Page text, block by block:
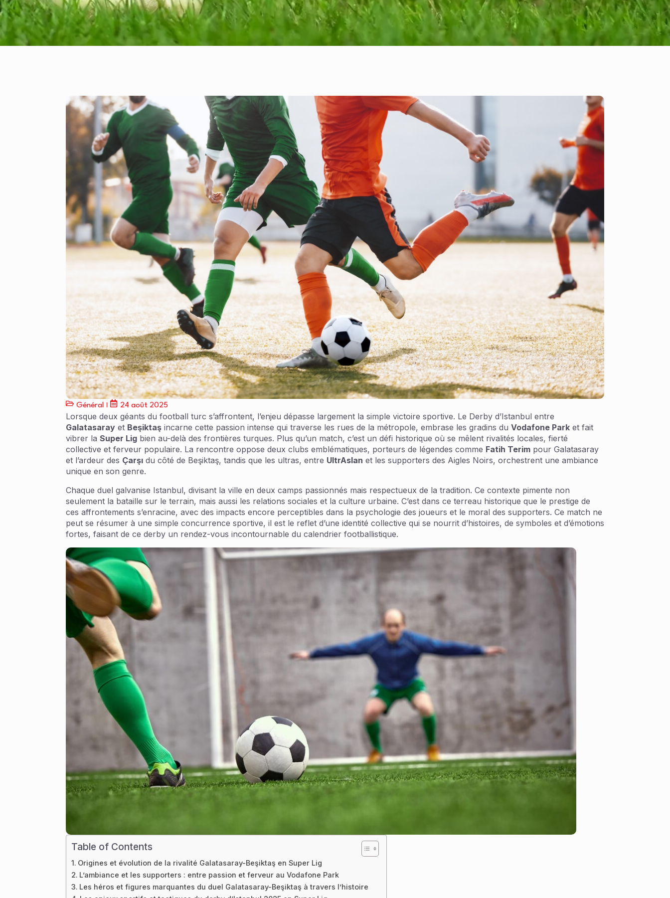
Général 24 août 2025
Lorsque deux géants du football turc s’affrontent, l’enjeu dépasse largement la simple victoire sportive. Le Derby d’Istanbul entre
Galatasaray et Beşiktaş incarne cette passion intense qui traverse les rues de la métropole, embrase les gradins du Vodafone Park et fait
vibrer la Super Lig bien au-delà des frontières turques. Plus qu’un match, c’est un défi historique où se mêlent rivalités locales, fierté
collective et ferveur populaire. La rencontre oppose deux clubs emblématiques, porteurs de légendes comme Fatih Terim pour Galatasaray
et l’ardeur des Çarşı du côté de Beşiktaş, tandis que les ultras, entre UltrAslan et les supporters des Aigles Noirs, orchestrent une ambiance
unique en son genre.
Chaque duel galvanise Istanbul, divisant la ville en deux camps passionnés mais respectueux de la tradition. Ce contexte pimente non
seulement la bataille sur le terrain, mais aussi les relations sociales et la culture urbaine. C’est dans ce terreau historique que le prestige de
ces affrontements s’enracine, avec des impacts encore perceptibles dans la psychologie des joueurs et le moral des supporters. Ce match ne
peut se résumer à une simple concurrence sportive, il est le reflet d’une identité collective qui se nourrit d’histoires, de symboles et d’émotions
fortes, faisant de ce derby un rendez-vous incontournable du calendrier footballistique.
Table of Contents
Origines et évolution de la rivalité Galatasaray-Beşiktaş en Super Lig
L’ambiance et les supporters : entre passion et ferveur au Vodafone Park
Les héros et figures marquantes du duel Galatasaray-Beşiktaş à travers l’histoire